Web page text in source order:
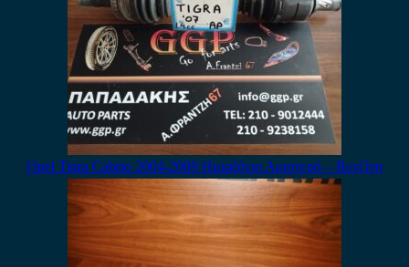
Opel Tigra Cabrio 2004-2009 Ημιαξόνιο Αριστερό – Βενζίνη